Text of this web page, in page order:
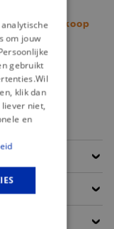
bij aankoop
om jouw
gebruikt
klik dan
liever niet,
en